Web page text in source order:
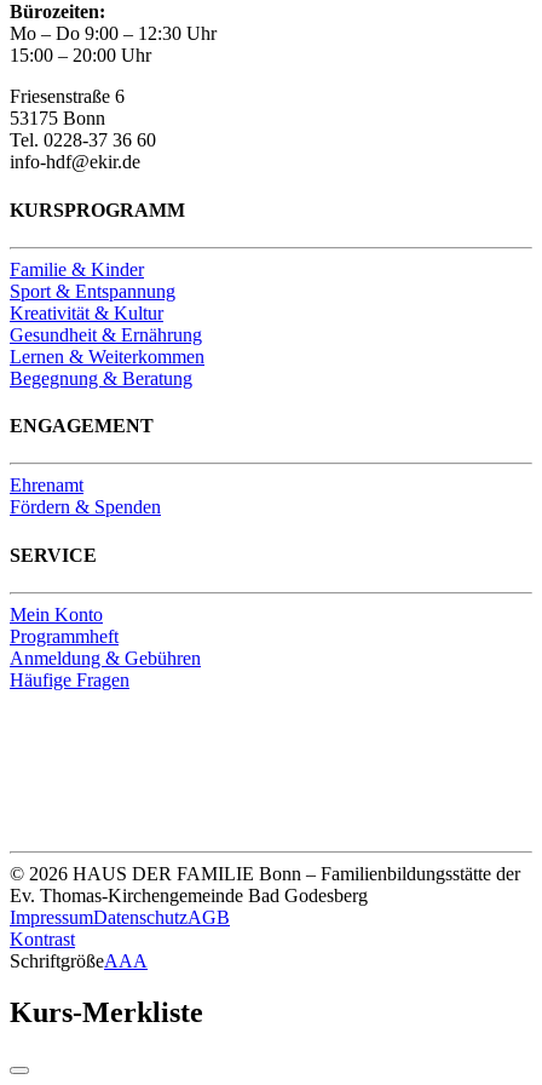
Bürozeiten:
Mo – Do 9:00 – 12:30 Uhr
15:00 – 20:00 Uhr
Friesenstraße 6
53175 Bonn
Tel. 0228-37 36 60
info-hdf@ekir.de
KURSPROGRAMM
Familie & Kinder
Sport & Entspannung
Kreativität & Kultur
Gesundheit & Ernährung
Lernen & Weiterkommen
Begegnung & Beratung
ENGAGEMENT
Ehrenamt
Fördern & Spenden
SERVICE
Mein Konto
Programmheft
Anmeldung & Gebühren
Häufige Fragen
© 2026 HAUS DER FAMILIE Bonn – Familienbildungsstätte der
Ev. Thomas-Kirchengemeinde Bad Godesberg
ImpressumDatenschutzAGB
Kontrast
SchriftgrößeAAA
Kurs-Merkliste